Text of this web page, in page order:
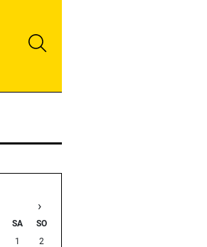
›
SA
SO
1
2